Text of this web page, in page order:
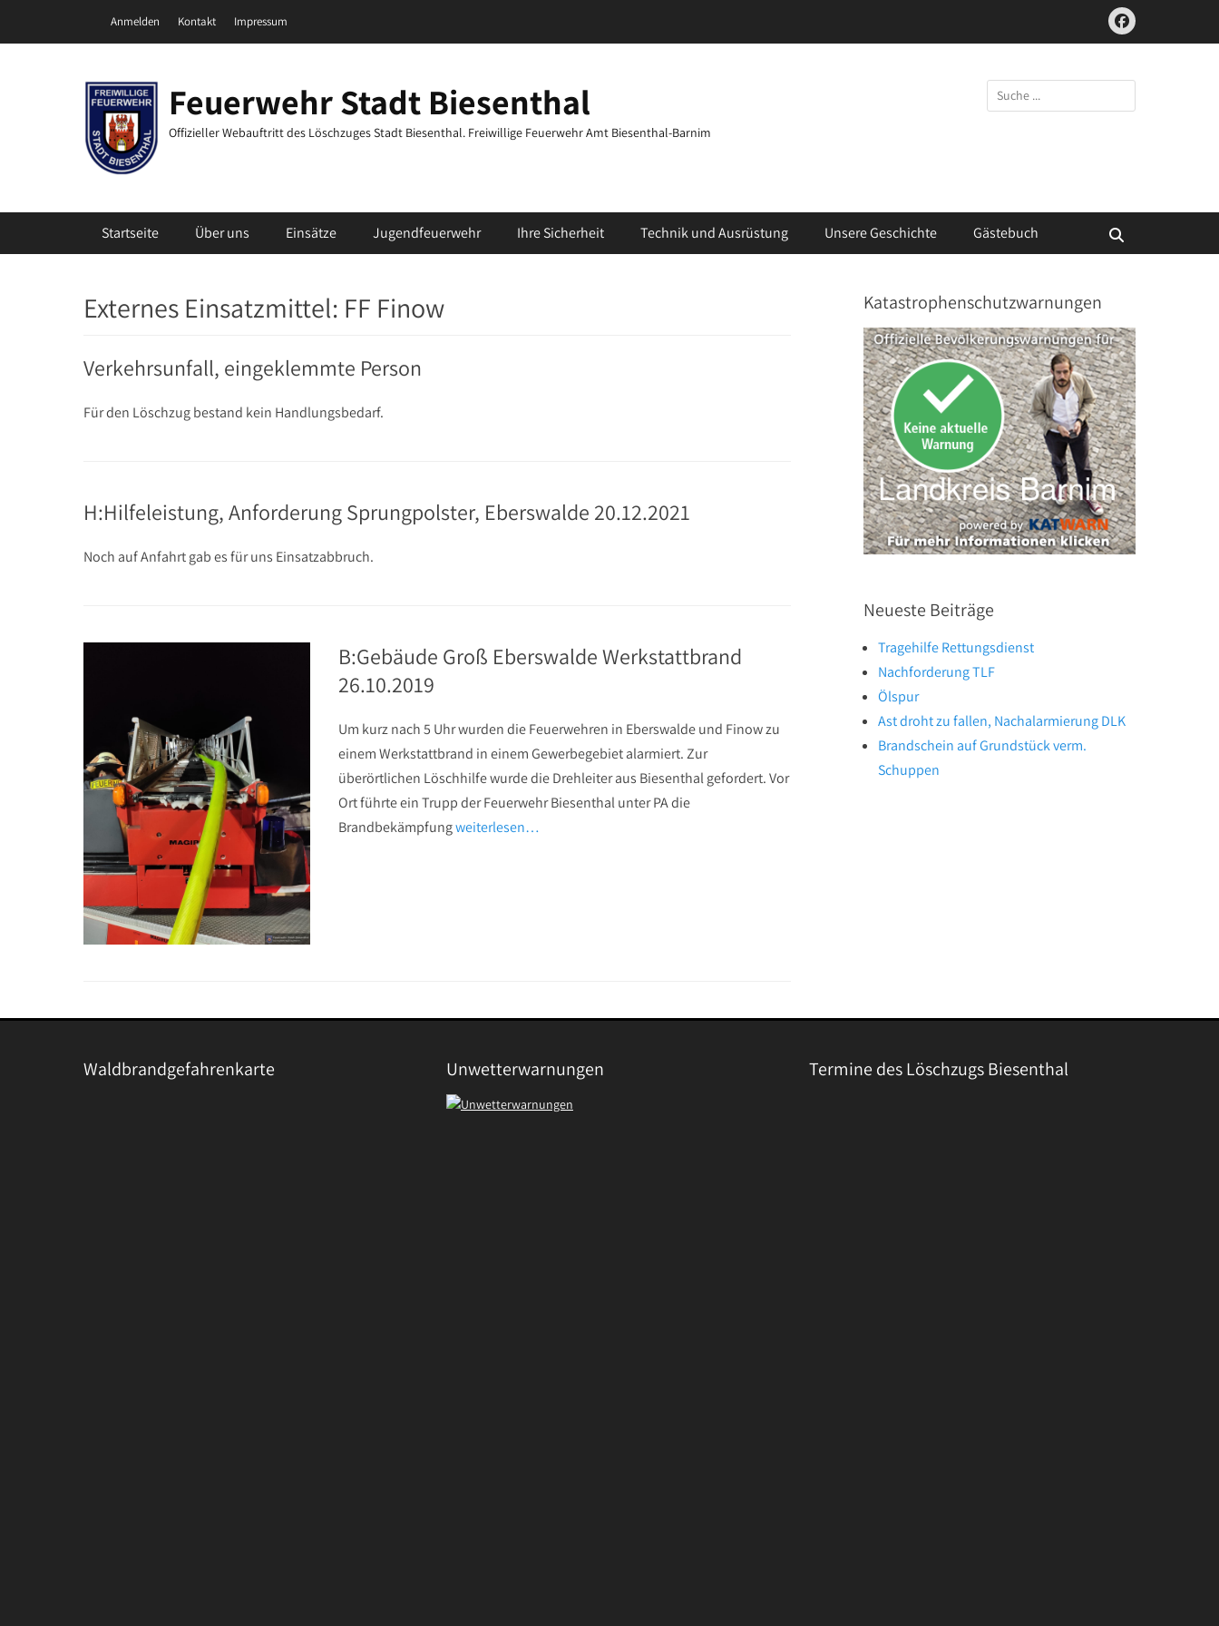
Header Top Menu
Anmelden Kontakt Impressum Facebook
Feuerwehr Stadt Biesenthal
Offizieller Webauftritt des Löschzuges Stadt Biesenthal. Freiwillige Feuerwehr Amt Biesenthal-Barnim
Suchen
nach:
Primäres Menü
Startseite Über uns Einsätze Jugendfeuerwehr Ihre Sicherheit Technik und Ausrüstung Unsere Geschichte Gästebuch
Externes Einsatzmittel: FF Finow
Verkehrsunfall, eingeklemmte Person
Für den Löschzug bestand kein Handlungsbedarf.
H:Hilfeleistung, Anforderung Sprungpolster, Eberswalde 20.12.2021
Noch auf Anfahrt gab es für uns Einsatzabbruch.
B:Gebäude Groß Eberswalde Werkstattbrand
26.10.2019
Um kurz nach 5 Uhr wurden die Feuerwehren in Eberswalde und Finow zu
einem Werkstattbrand in einem Gewerbegebiet alarmiert. Zur
überörtlichen Löschhilfe wurde die Drehleiter aus Biesenthal gefordert. Vor
Ort führte ein Trupp der Feuerwehr Biesenthal unter PA die
Brandbekämpfungweiterlesen…
Katastrophenschutzwarnungen
Neueste Beiträge
Tragehilfe Rettungsdienst
Nachforderung TLF
Ölspur
Ast droht zu fallen, Nachalarmierung DLK
Brandschein auf Grundstück verm.
Schuppen
Waldbrandgefahrenkarte Unwetterwarnungen Termine des Löschzugs Biesenthal